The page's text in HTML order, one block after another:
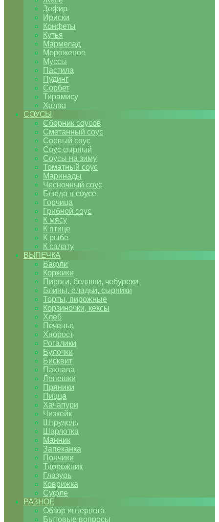
Зефир
Ириски
Конфеты
Кутья
Мармелад
Мороженое
Муссы
Пастила
Пудинг
Сорбет
Тирамису
Халва
СОУСЫ
Сборник соусов
Сметанный соус
Соевый соус
Соус сырный
Соусы на зиму
Томатный соус
Маринады
Чесночный соус
Блюда в соусе
Горчица
Грибной соус
К мясу
К птице
К рыбе
К салату
ВЫПЕЧКА
Вафли
Коржики
Пироги, беляши, чебуреки
Блины, оладьи, сырники
Торты, пирожные
Корзиночки, кексы
Хлеб
Печенье
Хворост
Рогалики
Булочки
Бисквит
Пахлава
Лепешки
Пряники
Пицца
Хачапури
Чизкейк
Штрудель
Шарлотка
Манник
Запеканка
Пончики
Творожник
Глазурь
Коврижка
Суфле
РАЗНОЕ
Обзор интернета
Бытовые вопросы